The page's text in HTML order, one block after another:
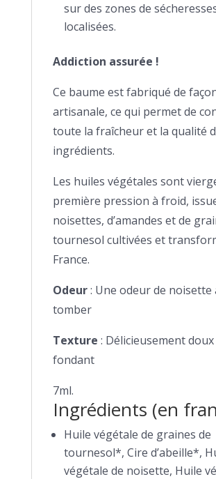
sur des zones de
localisées.
Addiction assurée !
Ce baume est fabriqué de
artisanale, ce qui permet de
toute la fraîcheur et la qualité
ingrédients.
Les huiles végétales sont
première pression à froid,
noisettes, d’amandes et de
tournesol cultivées et
France.
Odeur: Une odeur de noisette
tomber
Texture : Délicieusement
fondant
7ml.
Ingrédients (en
Huile végétale de graines de
tournesol*, Cire d’abeille*,
végétale de noisette, Huile